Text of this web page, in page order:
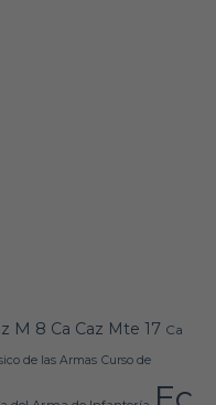
M 8 Ca Caz Mte 17 Ca
de las Armas Curso de